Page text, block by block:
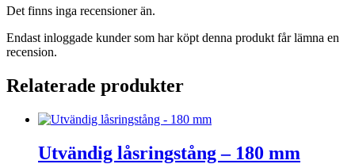
Det finns inga recensioner än.
Endast inloggade kunder som har köpt denna produkt får lämna en
recension.
Relaterade produkter
Utvändig låsringstång – 180 mm